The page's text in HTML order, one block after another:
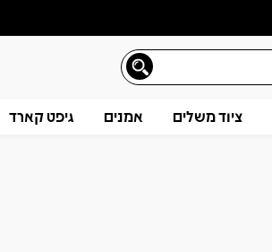
ציוד משלים אמנים גיפט קארד